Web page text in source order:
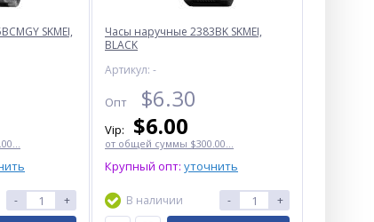
SKMEI,
- +
Часы наручные 2383BK SKMEI,
BLACK
Артикул: -
Опт $6.30
Vip: $6.00
от общей суммы $300.00...
Крупный опт: уточнить
В наличии - +